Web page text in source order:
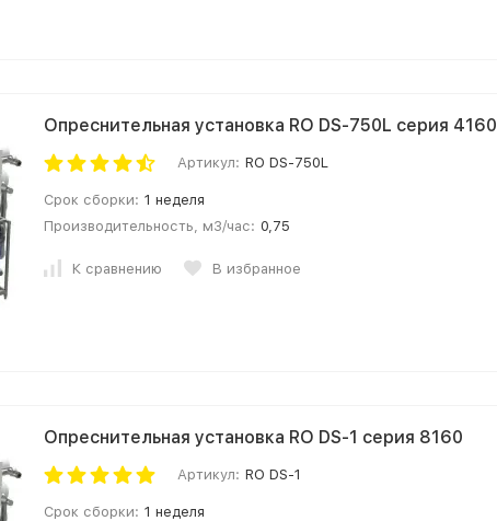
Опреснительная установка RO DS-750L серия 4160
Артикул: RO DS-750L
Срок сборки: 1 неделя
Производительность, м3/час: 0,75
К сравнению В избранное
Опреснительная установка RO DS-1 серия 8160
Артикул: RO DS-1
Срок сборки: 1 неделя